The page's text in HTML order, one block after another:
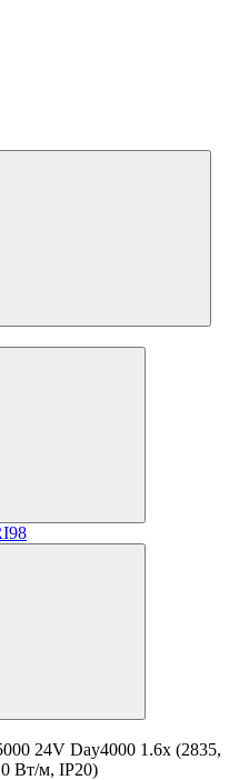
24V Day4000 1.6x (2835,
Вт/м, IP20)